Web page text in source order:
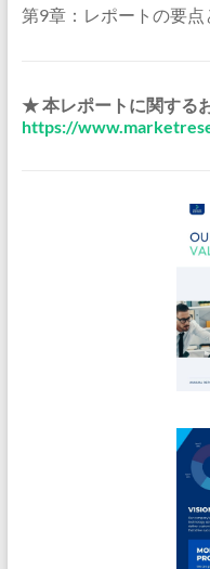
第9章：レポートの要点
★ 本レポートに関する
https://